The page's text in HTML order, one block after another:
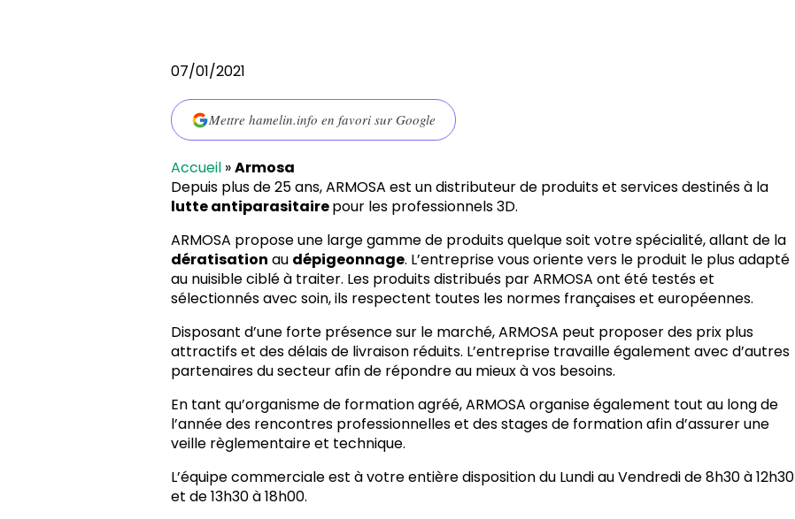
07/01/2021
Mettre hamelin.info en favori sur Google
Accueil »Armosa
Depuis plus de 25 ans, ARMOSA est un distributeur de produits et services destinés à la
lutte antiparasitairepour les professionnels 3D.
ARMOSA propose une large gamme de produits quelque soit votre spécialité, allant de la
dératisation au dépigeonnage. L’entreprise vous oriente vers le produit le plus adapté
au nuisible ciblé à traiter. Les produits distribués par ARMOSA ont été testés et
sélectionnés avec soin, ils respectent toutes les normes françaises et européennes.
Disposant d’une forte présence sur le marché, ARMOSA peut proposer des prix plus
attractifs et des délais de livraison réduits. L’entreprise travaille également avec d’autres
partenaires du secteur afin de répondre au mieux à vos besoins.
En tant qu’organisme de formation agréé, ARMOSA organise également tout au long de
l’année des rencontres professionnelles et des stages de formation afin d’assurer une
veille règlementaire et technique.
L’équipe commerciale est à votre entière disposition du Lundi au Vendredi de 8h30 à 12h30
et de 13h30 à 18h00.